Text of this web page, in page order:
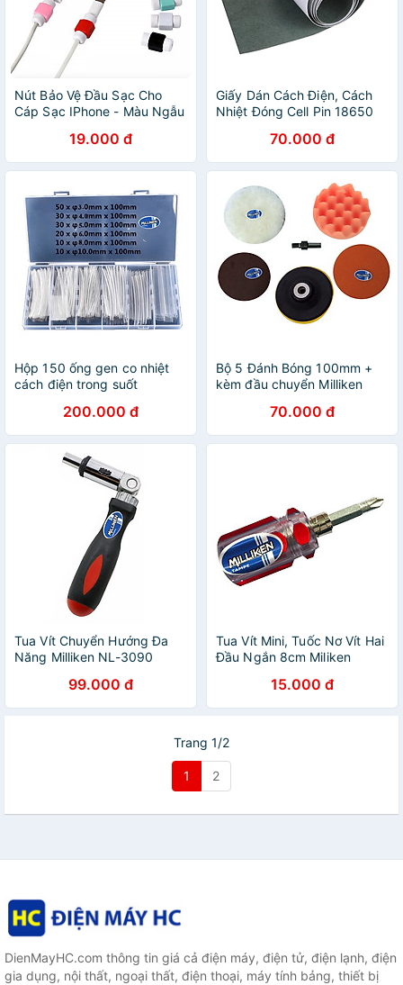
Nút Bảo Vệ Đầu Sạc Cho
Cáp Sạc IPhone - Màu Ngẫu
Hàng chính hãng
19.000 đ
Giấy Dán Cách Điện, Cách
Nhiệt Đóng Cell Pin 18650
70.000 đ
Hộp 150 ống gen co nhiệt
cách điện trong suốt
200.000 đ
Bộ 5 Đánh Bóng 100mm +
kèm đầu chuyển Milliken
70.000 đ
Tua Vít Chuyển Hướng Đa
Năng Milliken NL-3090
99.000 đ
Tua Vít Mini, Tuốc Nơ Vít Hai
Đầu Ngắn 8cm Miliken
15.000 đ
Trang 1/2
1 2
DienMayHC.com thông tin giá cả điện máy, điện tử, điện lạnh, điện
gia dụng, nội thất, ngoại thất, điện thoại, máy tính bảng, thiết bị